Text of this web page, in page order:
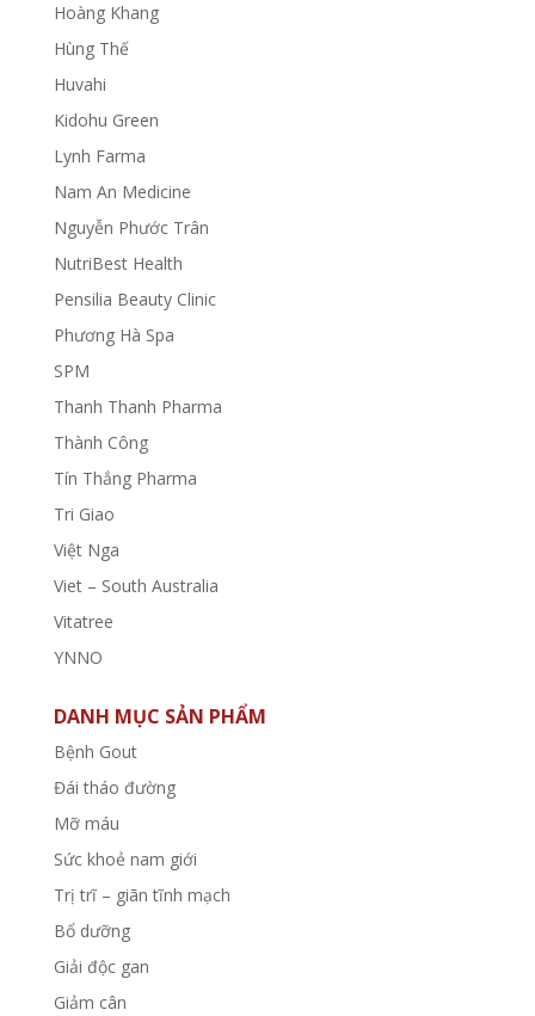
Hoàng Khang
Hùng Thế
Huvahi
Kidohu Green
Lynh Farma
Nam An Medicine
Nguyễn Phước Trân
NutriBest Health
Pensilia Beauty Clinic
Phương Hà Spa
SPM
Thanh Thanh Pharma
Thành Công
Tín Thắng Pharma
Tri Giao
Việt Nga
Viet – South Australia
Vitatree
YNNO
DANH MỤC SẢN PHẨM
Bệnh Gout
Đái tháo đường
Mỡ máu
Sức khoẻ nam giới
Trị trĩ – giãn tĩnh mạch
Bổ dưỡng
Giải độc gan
Giảm cân